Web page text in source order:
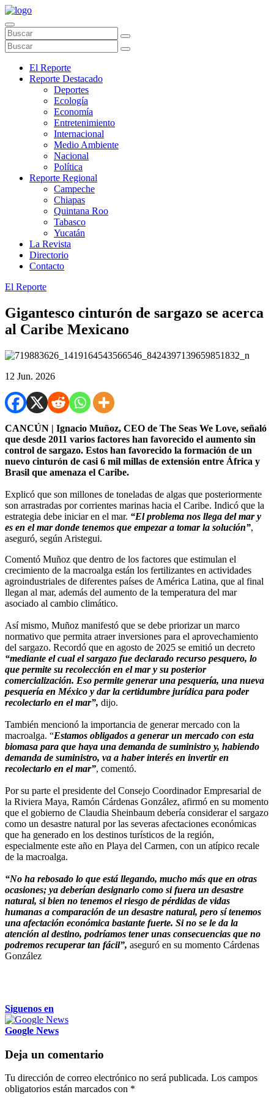
El Reporte
Reporte Destacado
Deportes
Ecología
Economía
Entretenimiento
Internacional
Medio Ambiente
Nacional
Política
Reporte Regional
Campeche
Chiapas
Quintana Roo
Tabasco
Yucatán
La Revista
Directorio
Contacto
El Reporte
Gigantesco cinturón de sargazo se acerca
al Caribe Mexicano
12 Jun. 2026
CANCÚN | Ignacio Muñoz, CEO de The Seas We Love, señaló
que desde 2011 varios factores han favorecido el aumento sin
control de sargazo. Estos han favorecido la formación de un
nuevo cinturón de casi 6 mil millas de extensión entre África y
Brasil que amenaza el Caribe.
Explicó que son millones de toneladas de algas que posteriormente
son arrastradas por corrientes marinas hacia el Caribe. Indicó que la
estrategia debe iniciar en el mar. “El problema nos llega del mar y
es en el mar donde tenemos que empezar a tomar la solución”,
aseguró, según Aristegui.
Comentó Muñoz que dentro de los factores que estimulan el
crecimiento de la macroalga están los fertilizantes en actividades
agroindustriales de diferentes países de América Latina, que al final
llegan al mar, además del aumento de la temperatura del mar
asociado al cambio climático.
Así mismo, Muñoz manifestó que se debe priorizar un marco
normativo que permita atraer inversiones para el aprovechamiento
del sargazo. Recordó que en agosto de 2025 se emitió un decreto
“mediante el cual el sargazo fue declarado recurso pesquero, lo
que permite su recolección en el mar y su posterior
comercialización. Eso permite generar una pesquería, una nueva
pesquería en México y dar la certidumbre jurídica para poder
recolectarlo en el mar”, dijo.
También mencionó la importancia de generar mercado con la
macroalga. “Estamos obligados a generar un mercado con esta
biomasa para que haya una demanda de suministro y, habiendo
demanda de suministro, va a haber interés en invertir en
recolectarlo en el mar”, comentó.
Por su parte el presidente del Consejo Coordinador Empresarial de
la Riviera Maya, Ramón Cárdenas González, afirmó en su momento
que el gobierno de Claudia Sheinbaum debería considerar el sargazo
como un desastre natural por las severas afectaciones económicas
que ha generado en los destinos turísticos de la región,
especialmente este año en Playa del Carmen, con un atípico recale
de la macroalga.
“No ha rebosado lo que está llegando, mucho más que en otras
ocasiones; ya deberían designarlo como si fuera un desastre
natural, si bien no tenemos el riesgo de pérdidas de vidas
humanas a comparación de un desastre natural, pero sí tenemos
una afectación económica bastante fuerte. Si no se le da la
atención al destino, podríamos tener unas consecuencias que no
podremos recuperar tan fácil”, aseguró en su momento Cárdenas
González
Siguenos en
Google News
Deja un comentario
Tu dirección de correo electrónico no será publicada. Los campos
obligatorios están marcados con *